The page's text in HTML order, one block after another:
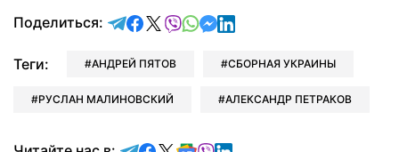
Поделиться: отправить в Telegram
поделиться в Facebook
поделиться в X
отправить в Viber
отправить в Whatsapp
отправить в Messenger
отправить в LinkedIn
Теги: АНДРЕЙ ПЯТОВ СБОРНАЯ УКРАИНЫ
РУСЛАН МАЛИНОВСКИЙ АЛЕКСАНДР ПЕТРАКОВ